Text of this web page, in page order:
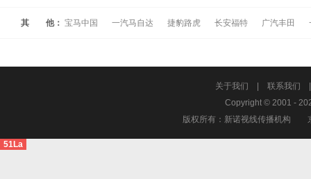
其 他： 宝马中国 一汽马自达 捷豹路虎 长安福特 广汽丰田
关于我们 联系我们
Copyright © 2001 -
版权所有：新诺视线传播机构
51La